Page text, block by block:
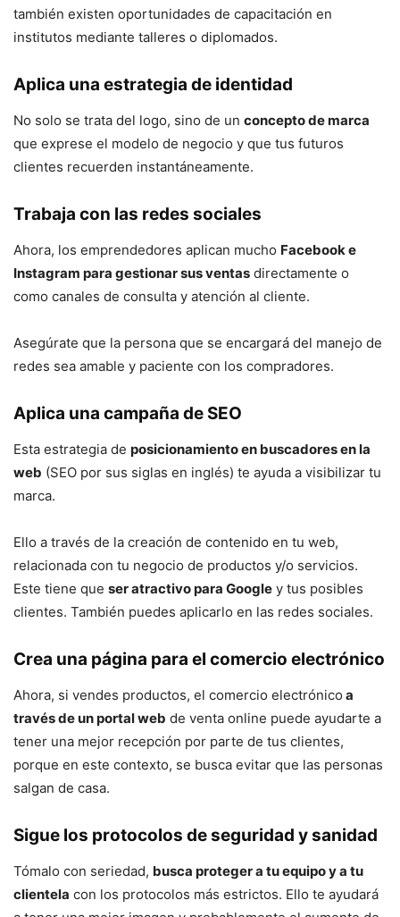
también existen oportunidades de capacitación en
institutos mediante talleres o diplomados.
Aplica una estrategia de identidad
No solo se trata del logo, sino de un concepto de marca
que exprese el modelo de negocio y que tus futuros
clientes recuerden instantáneamente.
Trabaja con las redes sociales
Ahora, los emprendedores aplican mucho Facebook e
Instagram para gestionar sus ventas directamente o
como canales de consulta y atención al cliente.
Asegúrate que la persona que se encargará del manejo de
redes sea amable y paciente con los compradores.
Aplica una campaña de SEO
Esta estrategia de posicionamiento en buscadores en la
web (SEO por sus siglas en inglés) te ayuda a visibilizar tu
marca.
Ello a través de la creación de contenido en tu web,
relacionada con tu negocio de productos y/o servicios.
Este tiene que ser atractivo para Google y tus posibles
clientes. También puedes aplicarlo en las redes sociales.
Crea una página para el comercio electrónico
Ahora, si vendes productos, el comercio electrónico a
través de un portal web de venta online puede ayudarte a
tener una mejor recepción por parte de tus clientes,
porque en este contexto, se busca evitar que las personas
salgan de casa.
Sigue los protocolos de seguridad y sanidad
Tómalo con seriedad, busca proteger a tu equipo y a tu
clientela con los protocolos más estrictos. Ello te ayudará